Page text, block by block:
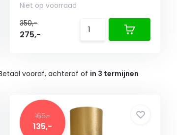
Niet op voorraad
350,-
275,-
vooraf, achteraf of in 3 termijnen
165,-
135,-